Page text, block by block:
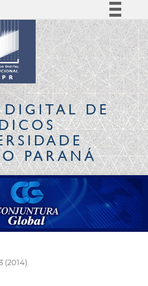
Simplifique!
Comunica BR
Participe
Acesso à informação
Legislação
Canais
DIGITALDE
PARANÁ
(2014)